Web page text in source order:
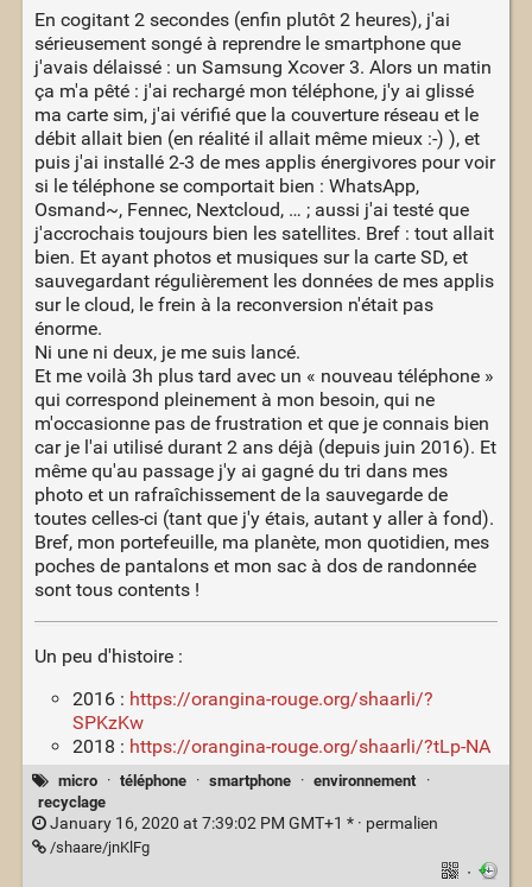
En cogitant 2 secondes (enfin plutôt 2 heures), j'ai
sérieusement songé à reprendre le smartphone que
j'avais délaissé : un Samsung Xcover 3. Alors un matin
ça m'a pêté : j'ai rechargé mon téléphone, j'y ai glissé
ma carte sim, j'ai vérifié que la couverture réseau et le
débit allait bien (en réalité il allait même mieux :-) ), et
puis j'ai installé 2-3 de mes applis énergivores pour voir
si le téléphone se comportait bien : WhatsApp,
Osmand~, Fennec, Nextcloud, … ; aussi j'ai testé que
j'accrochais toujours bien les satellites. Bref : tout allait
bien. Et ayant photos et musiques sur la carte SD, et
sauvegardant régulièrement les données de mes applis
sur le cloud, le frein à la reconversion n'était pas
énorme.
Ni une ni deux, je me suis lancé.
Et me voilà 3h plus tard avec un « nouveau téléphone »
qui correspond pleinement à mon besoin, qui ne
m'occasionne pas de frustration et que je connais bien
car je l'ai utilisé durant 2 ans déjà (depuis juin 2016). Et
même qu'au passage j'y ai gagné du tri dans mes
photo et un rafraîchissement de la sauvegarde de
toutes celles-ci (tant que j'y étais, autant y aller à fond).
Bref, mon portefeuille, ma planète, mon quotidien, mes
poches de pantalons et mon sac à dos de randonnée
sont tous contents !
Un peu d'histoire :
2016 : https://orangina-rouge.org/shaarli/?
SPKzKw
2018 : https://orangina-rouge.org/shaarli/?tLp-NA
micro · téléphone · smartphone · environnement
·
recyclage
January 16, 2020 at 7:39:02 PM GMT+1 * · permalien
/shaare/jnKlFg
·